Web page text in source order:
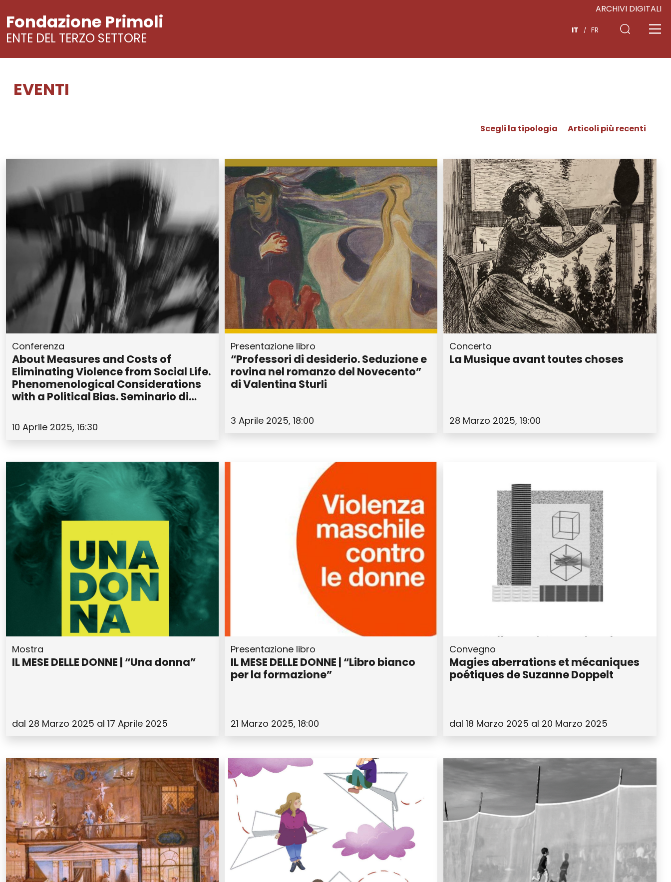
Fondazione Primoli
ENTE DEL TERZO SETTORE
ARCHIVI DIGITALI
IT FR
EVENTI
Conferenza
About Measures and Costs of
Eliminating Violence from Social Life.
Phenomenological Considerations
with a Political Bias. Seminario di
10 Aprile 2025, 16:30
Presentazione libro
“Professori di desiderio. Seduzione e
rovina nel romanzo del Novecento”
di Valentina Sturli
3 Aprile 2025, 18:00
Concerto
La Musique avant toutes choses
28 Marzo 2025, 19:00
Mostra
IL MESE DELLE DONNE | “Una donna”
dal 28 Marzo 2025 al 17 Aprile 2025
Presentazione libro
IL MESE DELLE DONNE | “Libro bianco
per la formazione”
21 Marzo 2025, 18:00
Convegno
Magies aberrations et mécaniques
poétiques de Suzanne Doppelt
dal 18 Marzo 2025 al 20 Marzo 2025